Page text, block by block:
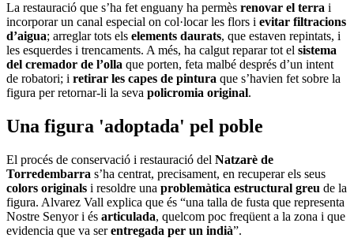
La restauració que s’ha fet enguany ha permès renovar el terra i
incorporar un canal especial on col·locar les flors i evitar filtracions
d’aigua; arreglar tots els elements daurats, que estaven repintats, i
les esquerdes i trencaments. A més, ha calgut reparar tot el sistema
del cremador de l’olla que porten, feta malbé després d’un intent
de robatori; i retirar les capes de pintura que s’havien fet sobre la
figura per retornar-li la seva policromia original.
Una figura 'adoptada' pel poble
El procés de conservació i restauració del Natzarè de
Torredembarra s’ha centrat, precisament, en recuperar els seus
colors originals i resoldre una problemàtica estructural greu de la
figura. Alvarez Vall explica que és “una talla de fusta que representa
Nostre Senyor i és articulada, quelcom poc freqüent a la zona i que
evidencia que va serentregada per un indià”.